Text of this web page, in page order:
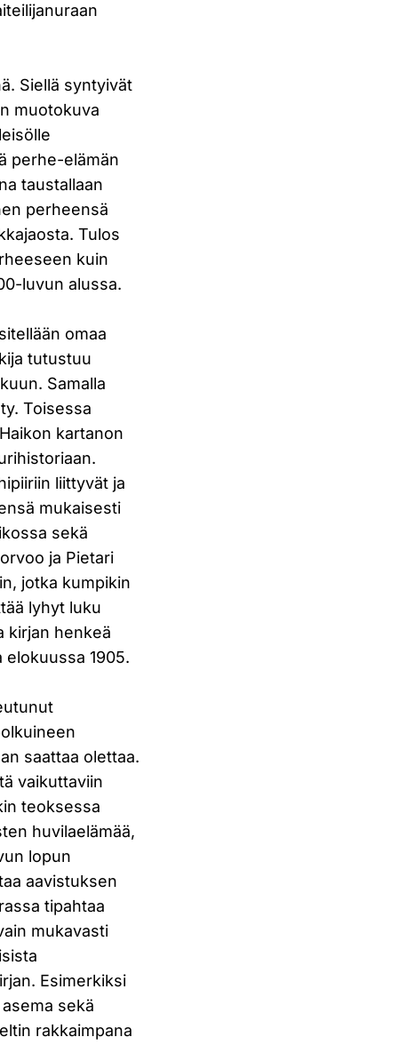
Siellä syntyivät
muotokuva
perhe-elämän
taustallaan
perheensä
Tulos
kuin
luvun alussa.
omaa
tutustuu
Samalla
Toisessa
kartanon
liittyvät ja
mukaisesti
sekä
ja Pietari
jotka kumpikin
lyhyt luku
kirjan henkeä
1905.
saattaa olettaa.
vaikuttaviin
teoksessa
huvilaelämää,
lopun
aavistuksen
tipahtaa
mukavasti
Esimerkiksi
sekä
rakkaimpana